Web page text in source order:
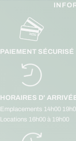
PAIEMENT SÉCURISÉ
HORAIRES D'
Emplacements 14h00
Locations 16h00 à 19h00